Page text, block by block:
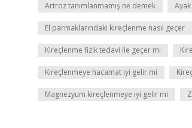
Artroz tanımlanmamış ne demek
El parmaklarındaki kireçlenme nasıl geçer
Kireçlenme fizik tedavi ile geçer mi
Kireçlenmeye hacamat iyi gelir mi
Magnezyum kireçlenmeye iyi gelir mi